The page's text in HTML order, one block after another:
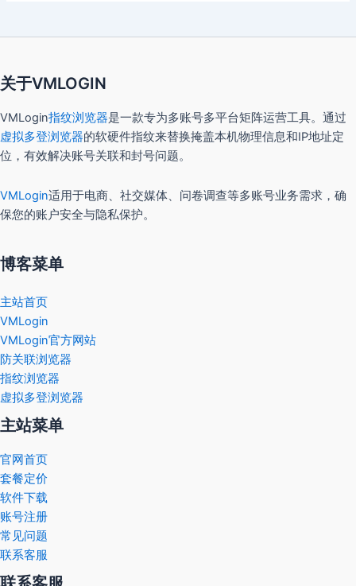
关于VMLOGIN
VMLogin指纹浏览器是一款专为多账号多平台矩阵运营工具。通过
虚拟多登浏览器的软硬件指纹来替换掩盖本机物理信息和IP地址定
位，有效解决账号关联和封号问题。
VMLogin适用于电商、社交媒体、问卷调查等多账号业务需求，确
保您的账户安全与隐私保护。
博客菜单
主站首页
VMLogin
VMLogin官方网站
防关联浏览器
指纹浏览器
虚拟多登浏览器
主站菜单
官网首页
套餐定价
软件下载
账号注册
常见问题
联系客服